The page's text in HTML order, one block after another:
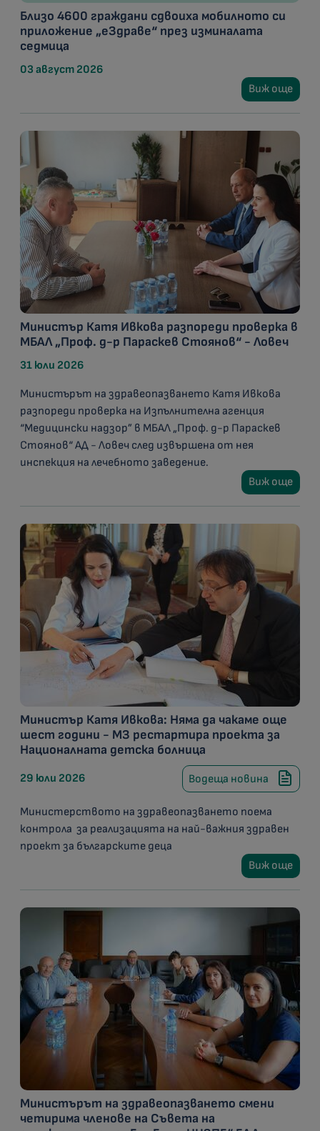
Близо 4600 граждани сдвоиха мобилното си
приложение „еЗдраве“ през изминалата
седмица
03 август 2026
Виж още
Министър Катя Ивкова разпореди проверка в
МБАЛ „Проф. д-р Параскев Стоянов“ - Ловеч
31 юли 2026
Министърът на здравеопазването Катя Ивкова
разпореди проверка на Изпълнителна агенция
“Медицински надзор” в МБАЛ „Проф. д-р Параскев
Стоянов“ АД - Ловеч след извършена от нея
инспекция на лечебното заведение.
Виж още
Министър Катя Ивкова: Няма да чакаме още
шест години - МЗ рестартира проекта за
Националната детска болница
29 юли 2026 Водеща новина
Министерството на здравеопазването поема
контрола за реализацията на най-важния здравен
проект за българските деца
Виж още
Министърът на здравеопазването смени
четирима членове на Съвета на